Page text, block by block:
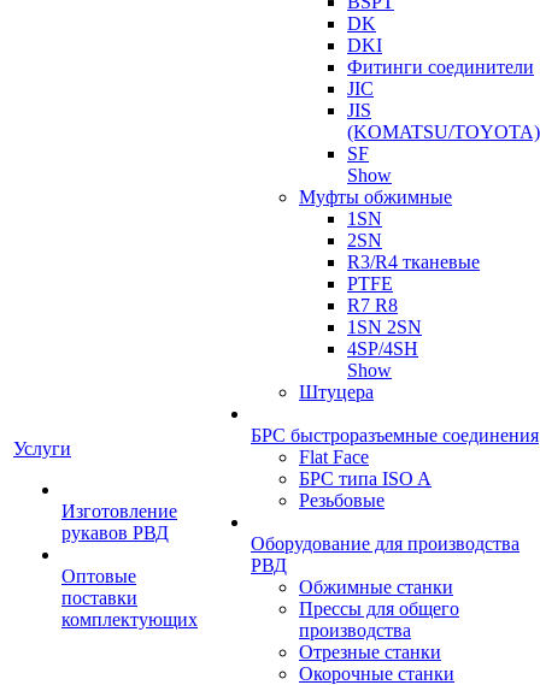
Услуги
Изготовление
рукавов РВД
Оптовые
поставки
комплектующих
DK
DKI
Фитинги соединители
JIC
JIS
(KOMATSU/TOYOTA)
SF
Show
Муфты обжимные
1SN
2SN
R3/R4 тканевые
PTFE
R7 R8
1SN 2SN
4SP/4SH
Show
Штуцера
БРС быстроразъемные соединения
Flat Face
БРС типа ISO A
Резьбовые
Оборудование для производства
РВД
Обжимные станки
Прессы для общего
производства
Отрезные станки
Окорочные станки